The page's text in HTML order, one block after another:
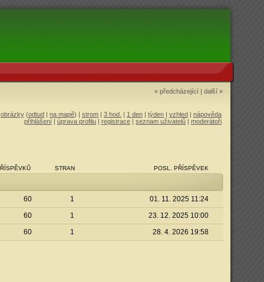
« předcházející | další »
obrázky (odtud | na mapě) | strom | 3 hod. | 1 den | týden | vzhled | nápověda
přihlášení | úprava profilu | registrace | seznam uživatelů | moderátoři
STRAN POSL. PŘÍSPĚVEK
60 1
01. 11. 2025 11:24
60
1
23. 12. 2025 10:00
60
1 28. 4. 2026 19:58